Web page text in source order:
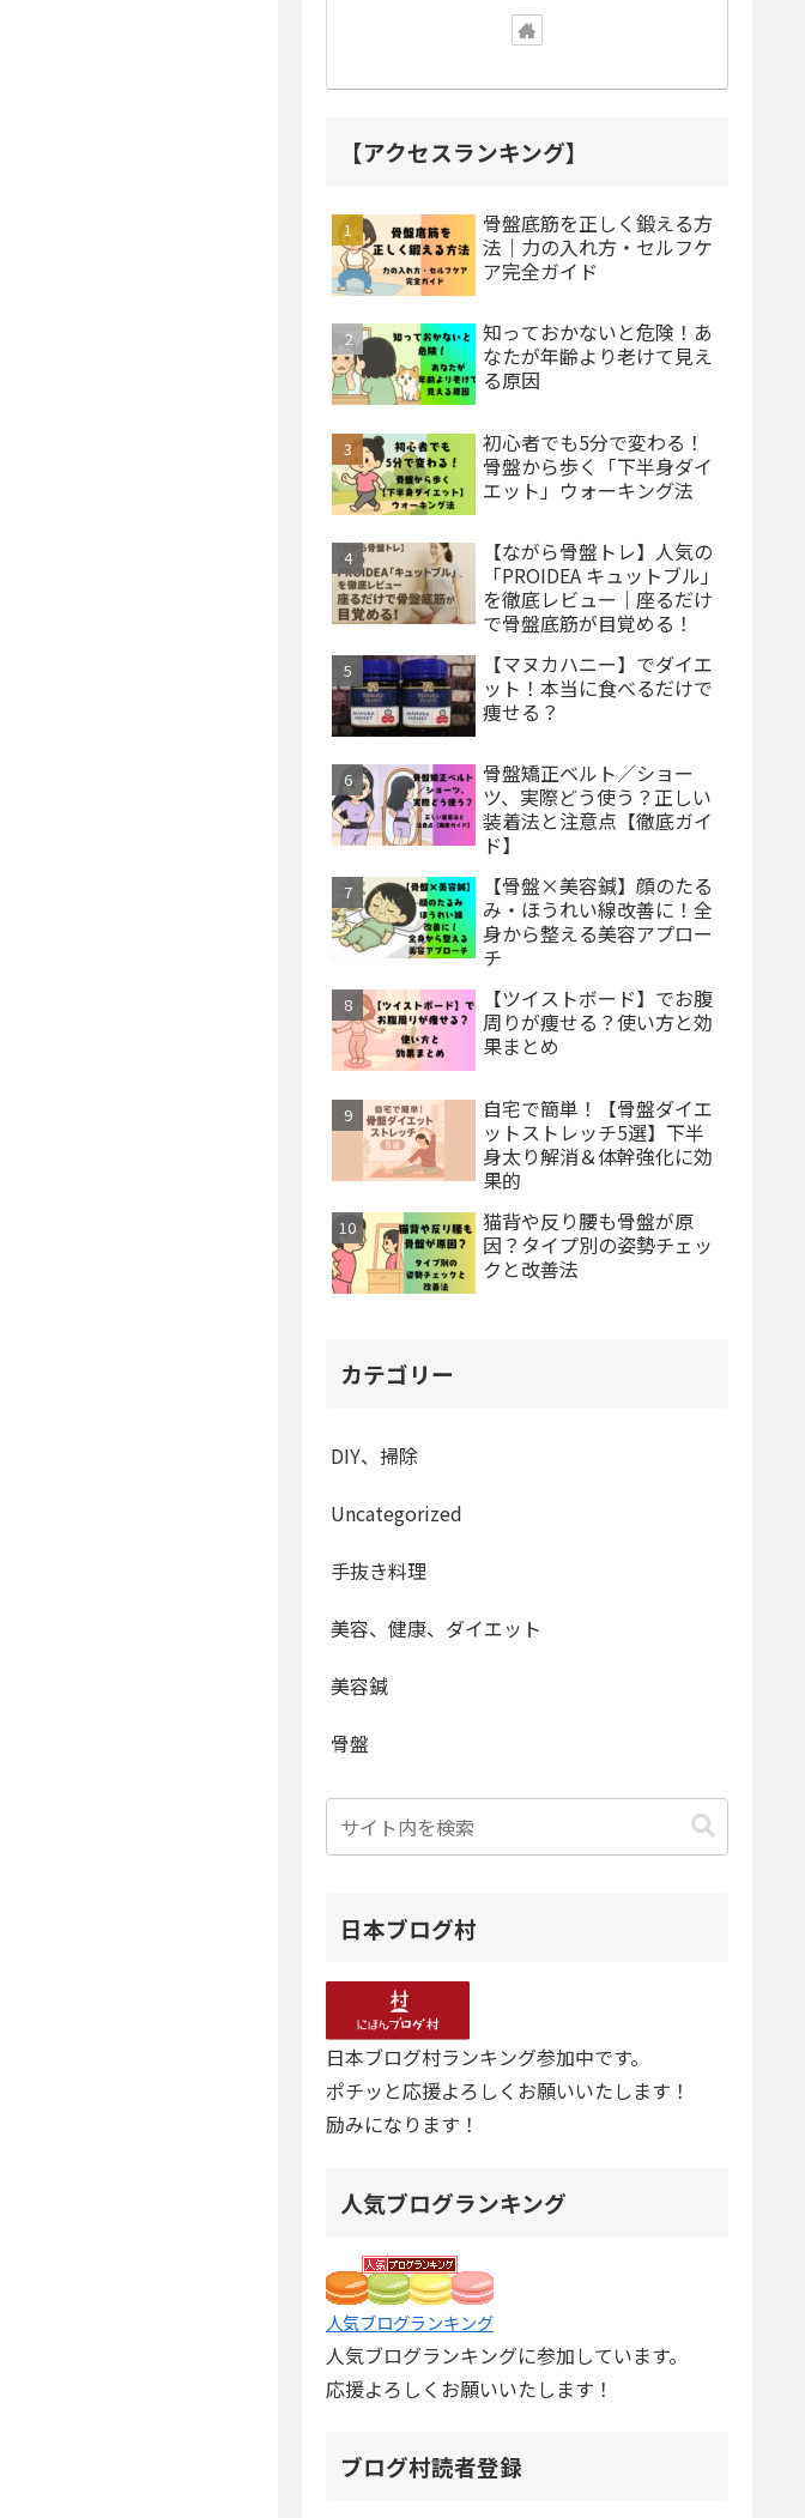
【アクセスランキング】
骨盤底筋を正しく鍛える方
法｜力の入れ方・セルフケ
ア完全ガイド
知っておかないと危険！あ
なたが年齢より老けて見え
る原因
初心者でも5分で変わる！
骨盤から歩く「下半身ダイ
エット」ウォーキング法
【ながら骨盤トレ】人気の
「PROIDEA キュットブル」
を徹底レビュー｜座るだけ
で骨盤底筋が目覚める！
【マヌカハニー】でダイエ
ット！本当に食べるだけで
痩せる？
骨盤矯正ベルト／ショー
ツ、実際どう使う？正しい
装着法と注意点【徹底ガイ
ド】
【骨盤×美容鍼】顔のたる
み・ほうれい線改善に！全
身から整える美容アプロー
チ
【ツイストボード】でお腹
周りが痩せる？使い方と効
果まとめ
自宅で簡単！【骨盤ダイエ
ットストレッチ5選】下半
身太り解消＆体幹強化に効
果的
猫背や反り腰も骨盤が原
因？タイプ別の姿勢チェッ
クと改善法
カテゴリー
DIY、掃除
Uncategorized
手抜き料理
美容、健康、ダイエット
美容鍼
骨盤
日本ブログ村
日本ブログ村ランキング参加中です。
ポチッと応援よろしくお願いいたします！
励みになります！
人気ブログランキング
人気ブログランキング
人気ブログランキングに参加しています。
応援よろしくお願いいたします！
ブログ村読者登録